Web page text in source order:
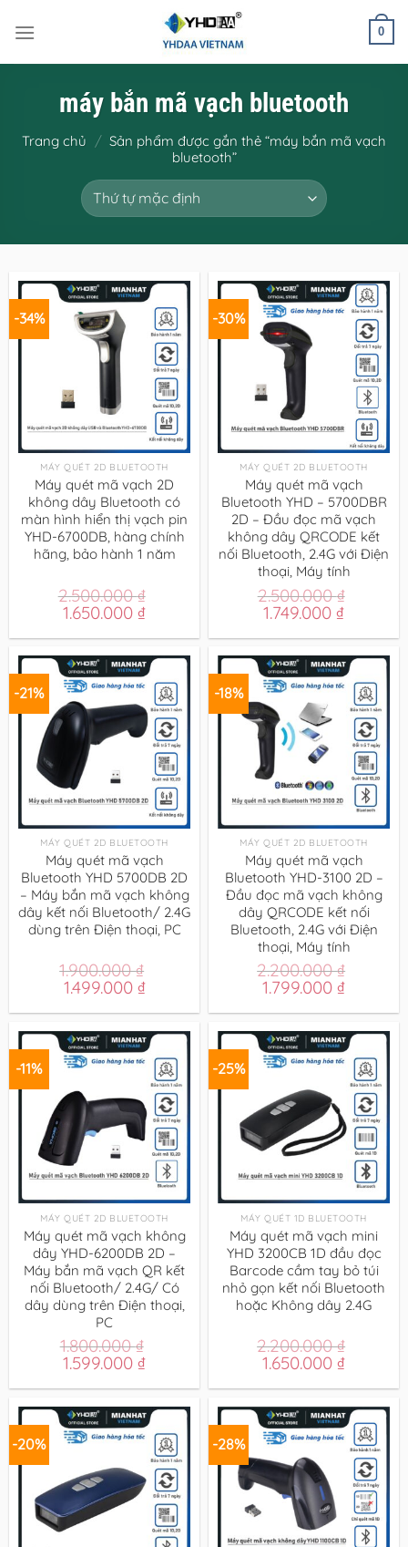
qua
0
máy bắn mã vạch bluetooth
Trang chủ / Sản phẩm được gắn thẻ “máy bắn mã vạch
bluetooth”
-34%
MÁY QUÉT 2D BLUETOOTH
Máy quét mã vạch 2D
không dây Bluetooth có
màn hình hiển thị vạch pin
YHD-6700DB, hàng chính
hãng, bảo hành 1 năm
2.500.000₫
Giá
là:
2.500.000 ₫.
1.650.000 ₫Giá
tại
là:
1.650.000 ₫.
-30%
MÁY QUÉT 2D BLUETOOTH
Máy quét mã vạch
Bluetooth YHD – 5700DBR
2D – Đầu đọc mã vạch
không dây QRCODE kết
nối Bluetooth, 2.4G với Điện
thoại, Máy tính
2.500.000₫
Giá
là:
2.500.000 ₫.
1.749.000 ₫Giá
tại
là:
-21%
MÁY QUÉT 2D BLUETOOTH
Máy quét mã vạch
Bluetooth YHD 5700DB 2D
– Máy bắn mã vạch không
dây kết nối Bluetooth/ 2.4G
dùng trên Điện thoại, PC
1.900.000₫
Giá
là:
1.900.000 ₫.
1.499.000 ₫Giá
tại
là:
1.499.000 ₫.
-18%
MÁY QUÉT 2D BLUETOOTH
Máy quét mã vạch
Bluetooth YHD-3100 2D –
Đầu đọc mã vạch không
dây QRCODE kết nối
Bluetooth, 2.4G với Điện
thoại, Máy tính
2.200.000₫
Giá
là:
2.200.000 ₫.
1.799.000 ₫Giá
tại
là:
-11%
MÁY QUÉT 2D BLUETOOTH
Máy quét mã vạch không
dây YHD-6200DB 2D –
Máy bắn mã vạch QR kết
nối Bluetooth/ 2.4G/ Có
dây dùng trên Điện thoại,
PC
1.800.000₫
Giá
là:
1.800.000 ₫.
1.599.000 ₫Giá
tại
là:
1.599.000 ₫.
-25%
MÁY QUÉT 1D BLUETOOTH
Máy quét mã vạch mini
YHD 3200CB 1D đầu đọc
Barcode cầm tay bỏ túi
nhỏ gọn kết nối Bluetooth
hoặc Không dây 2.4G
2.200.000₫
Giá
là:
2.200.000 ₫.
1.650.000 ₫Giá
tại
là:
-20% -28%